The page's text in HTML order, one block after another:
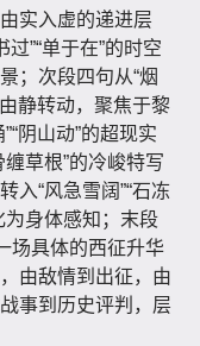
实入虚的递进层
过”“单于在”的时空
；次段四句从“烟
静转动，聚焦于黎
阴山动”的超现实
草根”的冷峻特写
入“风急雪阔”“石冻
为身体感知；末段
场具体的西征升华
由敌情到出征，由
事到历史评判，层